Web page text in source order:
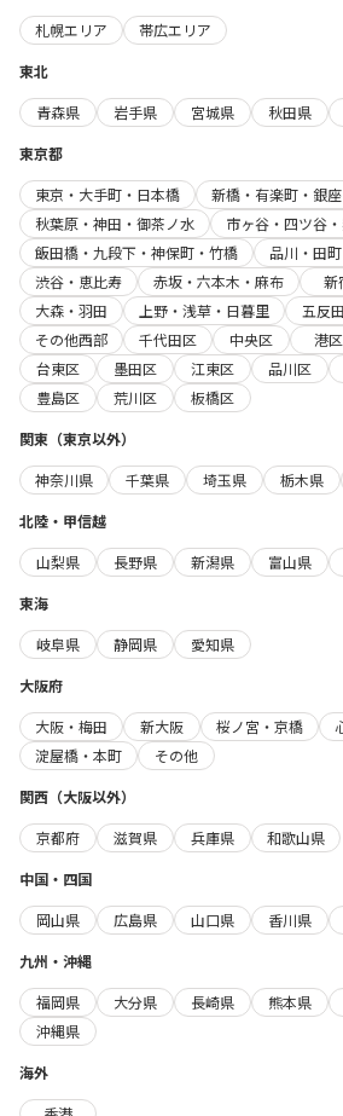
札幌エリア
帯広エリア
東北
青森県
岩手県 宮城県 秋田県
東京都
東京・大手町・日本橋
新橋・有楽町・銀座
秋葉原・神田・御茶ノ水
市ヶ谷・四ツ谷
飯田橋・九段下・神保町・竹橋
品川・田
渋谷・恵比寿
赤坂・六本木・麻布 新
大森・羽田
上野・浅草・日暮里 五反田
その他西部
千代田区 中央区 港区
台東区
墨田区 江東区 品川区
豊島区
荒川区
板橋区
関東（東京以外）
神奈川県
千葉県 埼玉県 栃木県
北陸・甲信越
山梨県
長野県 新潟県 富山県
東海
岐阜県
静岡県
愛知県
大阪府
大阪・梅田
新大阪 桜ノ宮・京橋
淀屋橋・本町
その他
関西（大阪以外）
京都府
滋賀県 兵庫県
和歌山県
中国・四国
岡山県
広島県 山口県 香川県
九州・沖縄
福岡県
大分県 長崎県 熊本県
沖縄県
海外